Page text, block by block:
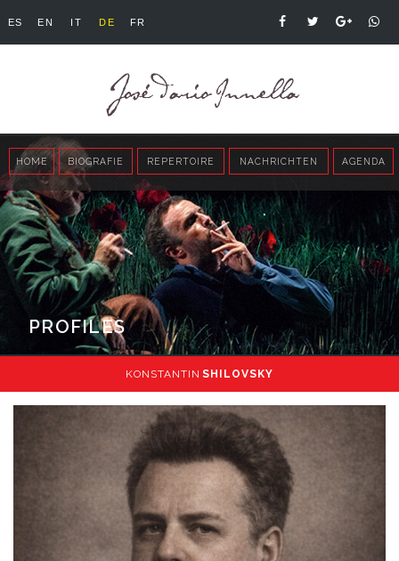
ES EN IT DE FR
HOME BIOGRAFIE REPERTOIRE NACHRICHTEN AGENDA
PROFILES
KONSTANTIN SHILOVSKY